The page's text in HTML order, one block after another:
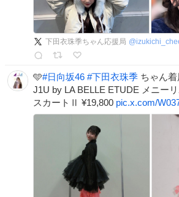
下田衣珠季ちゃん応援局 @
🩵#日向坂46 #下田衣珠季 ちゃん着
J1U by LA BELLE ETUDE メニー
スカートⅡ ¥19,800 pic.x.com/